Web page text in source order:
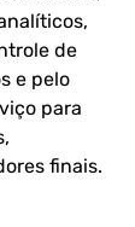
de
e pelo
para
finais.